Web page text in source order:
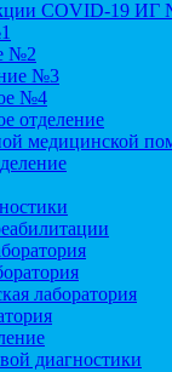
COVID-19 ИГ
№2
№3
№4
отделение
медицинской
лаборатория
диагностики